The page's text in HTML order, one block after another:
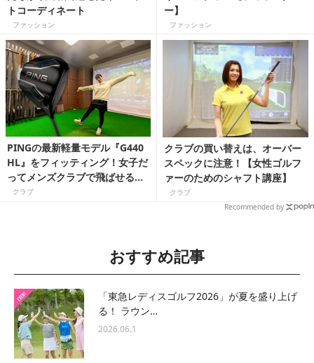
トコーディネート
ファッション
ー】
ファッション
PINGの最新軽量モデル『G440
HL』をフィッティング！女子だ
ってメンズクラブで飛ばせるん
です
クラブ
クラブの買い替えは、オーバー
スペックに注意！【女性ゴルフ
ァーのためのシャフト講座】
クラブ
Recommended by
おすすめ記事
「東急レディスゴルフ2026」が夏を盛り上げ
る！ ラウン…
2026.06.1